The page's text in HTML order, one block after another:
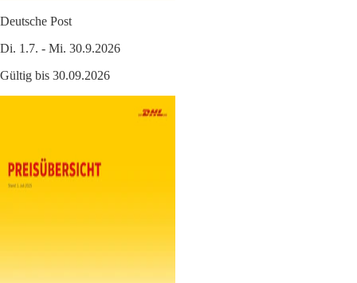
Deutsche Post
Di. 1.7. - Mi. 30.9.2026
Gültig bis 30.09.2026